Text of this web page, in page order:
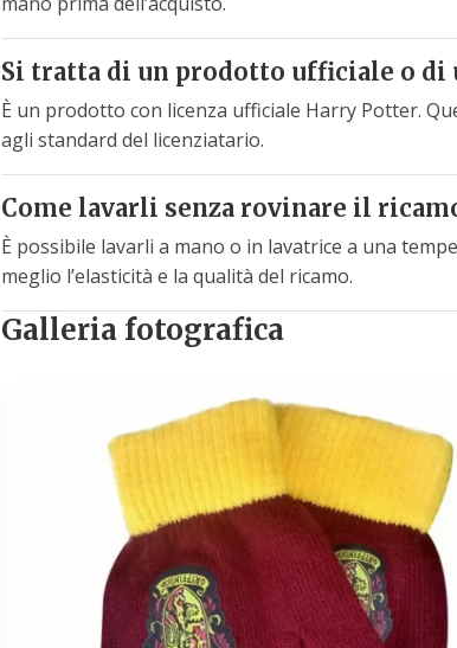
Si tratta di un prodotto ufficiale o di
È un prodotto con licenza ufficiale Harry Potter.
agli standard del licenziatario.
Come lavarli senza rovinare il
È possibile lavarli a mano o in lavatrice a una
meglio l’elasticità e la qualità del ricamo.
Galleria fotografica